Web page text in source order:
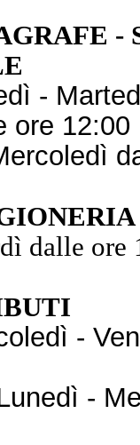
-
-
ore 12:00
dalle ore
-
-